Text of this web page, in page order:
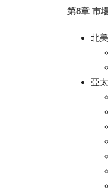
第8章 市
北
亞